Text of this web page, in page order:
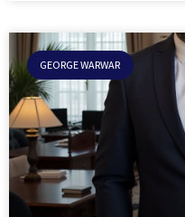
GEORGE WARWAR